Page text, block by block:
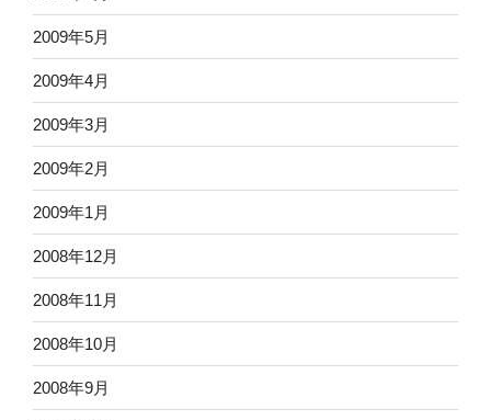
2009年5月
2009年4月
2009年3月
2009年2月
2009年1月
2008年12月
2008年11月
2008年10月
2008年9月